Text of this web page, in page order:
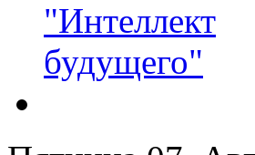
"Интеллект
будущего"